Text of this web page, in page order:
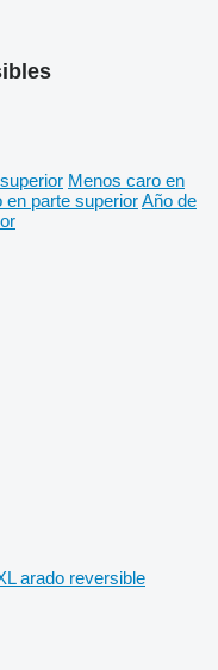
Menos caro en
en parte superiorAño de
arado reversible